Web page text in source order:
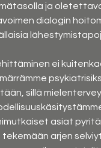
ja
dialogin
ei
sillä
asiat
arjen